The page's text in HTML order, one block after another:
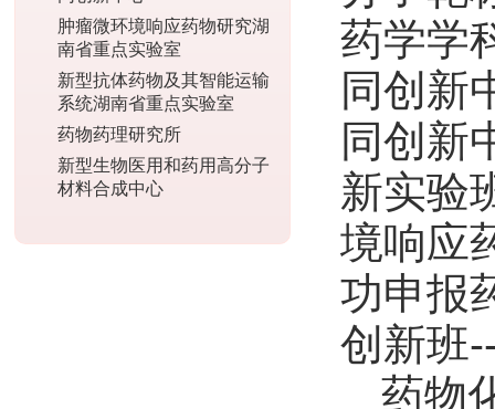
肿瘤微环境响应药物研究湖
南省重点实验室
新型抗体药物及其智能运输
系统湖南省重点实验室
药物药理研究所
新型生物医用和药用高分子
材料合成中心
药学学
同创新
同创新
新实验
境响应
功申报
创新班
药物